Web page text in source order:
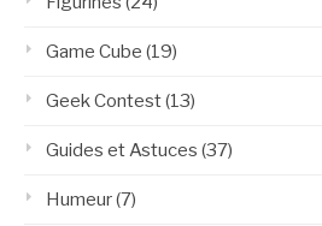
Game Cube (19)
Geek Contest(13)
Guides et Astuces (37)
Humeur(7)